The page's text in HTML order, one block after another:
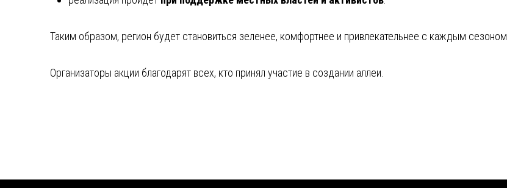
Таким образом, регион будет становиться зеленее, комфортнее и привлекательнее с каждым сезоном.
Организаторы акции благодарят всех, кто принял участие в создании аллеи.